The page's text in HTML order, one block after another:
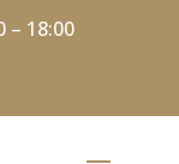
– 18:00